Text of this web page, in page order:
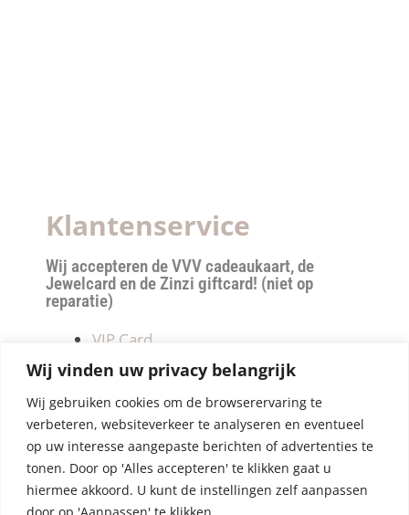
Wij vinden uw privacy belangrijk
Wij gebruiken cookies om de browserervaring te
verbeteren, websiteverkeer te analyseren en eventueel
op uw interesse aangepaste berichten of advertenties te
tonen. Door op 'Alles accepteren' te klikken gaat u
hiermee akkoord. U kunt de instellingen zelf aanpassen
door op 'Aanpassen' te klikken.
Klantenservice
Wij accepteren de VVV cadeaukaart, de
Jewelcard en de Zinzi giftcard! (niet op
reparatie)
VIP Card
Retourneren
Betalen & verzendkosten
Privacy Policy
Algemene Voorwaarden